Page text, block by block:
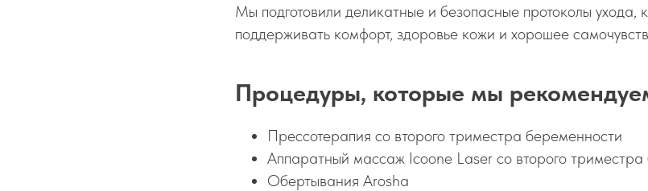
Мы подготовили деликатные и безопасные протоколы ухода,
поддерживать комфорт, здоровье кожи и хорошее
Процедуры, которые мы
Прессотерапия со второго триместра беременности
Аппаратный массаж Icoone Laser со второго
Обертывания Arosha